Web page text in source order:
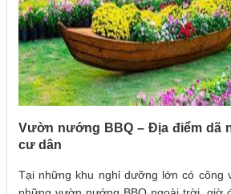
Vườn nướng BBQ – Địa điểm dã
cư dân
Tại những khu nghỉ dưỡng lớn có công